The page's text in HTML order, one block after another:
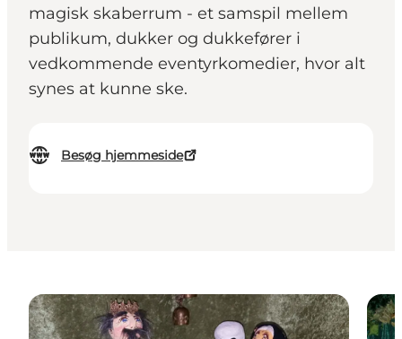
magisk skaberrum - et samspil mellem
publikum, dukker og dukkefører i
vedkommende eventyrkomedier, hvor alt
synes at kunne ske.
Besøg hjemmeside